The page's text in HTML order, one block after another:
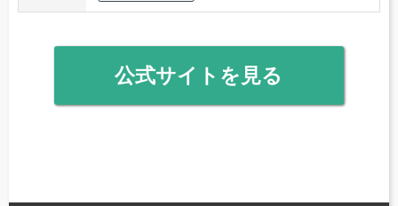
公式サイトを見る